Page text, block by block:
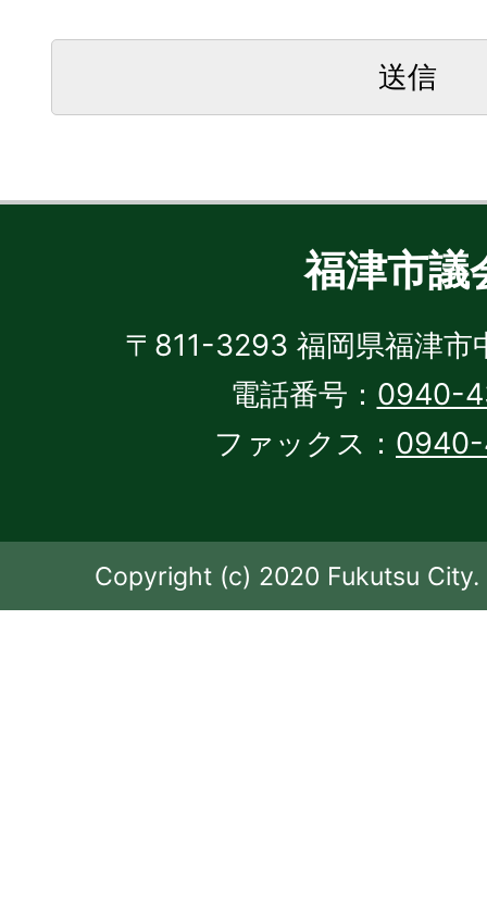
福津市議
〒811-3293 福岡県福津市
電話番号： 0940-
ファックス：
Copyright (c) 2020 Fukutsu City.